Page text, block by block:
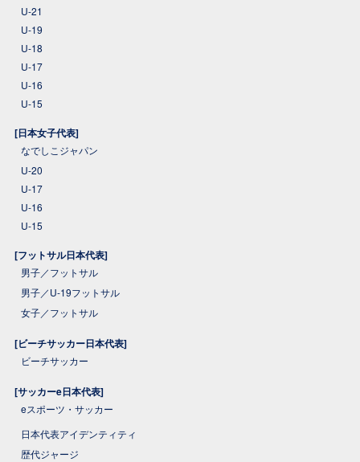
U-21
U-19
U-18
U-17
U-16
U-15
[日本女子代表]
なでしこジャパン
U-20
U-17
U-16
U-15
[フットサル日本代表]
男子／フットサル
男子／U-19フットサル
女子／フットサル
[ビーチサッカー日本代表]
ビーチサッカー
[サッカーe日本代表]
eスポーツ・サッカー
日本代表アイデンティティ
歴代ジャージ